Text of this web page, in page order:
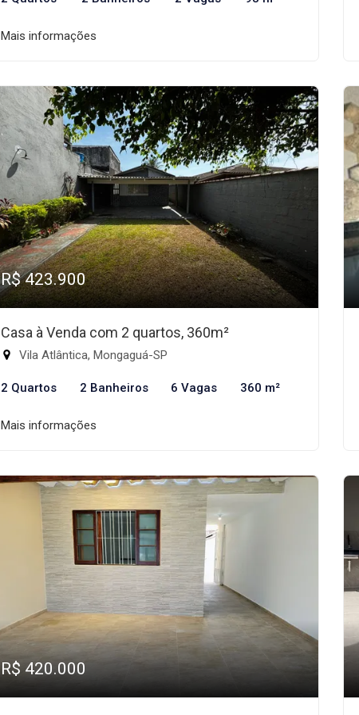
Mais informações
R$ 423.900
Casa à Venda com 2 quartos, 360m²
Vila Atlântica, Mongaguá-SP
2 Quartos 2 Banheiros 6 Vagas 360 m²
Mais informações
R$ 420.000